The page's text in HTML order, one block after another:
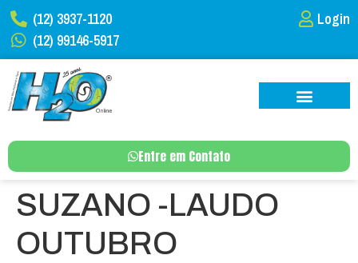
(12) 3937-1120
(12) 99146-5917
Login
Entre em Contato
SUZANO -LAUDO
OUTUBRO